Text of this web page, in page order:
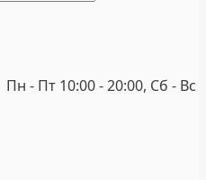
Пн - Пт 10:00 - 20:00, Сб - Вс